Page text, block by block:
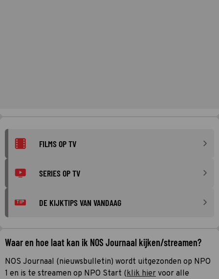
FILMS OP TV
SERIES OP TV
TIP DE KIJKTIPS VAN VANDAAG
Waar en hoe laat kan ik NOS Journaal kijken/streamen?
NOS Journaal (nieuwsbulletin) wordt uitgezonden op NPO
1 en is te streamen op NPO Start (klik hier voor alle